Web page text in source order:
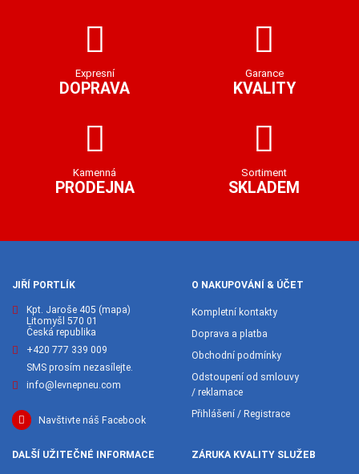
Expresní
DOPRAVA
Garance
KVALITY
Kamenná
PRODEJNA
Sortiment
SKLADEM
JIŘÍ PORTLÍK
Kpt. Jaroše 405 (mapa)
Litomyšl 570 01
Česká republika
+420 777 339 009
SMS prosím nezasílejte.
info@levnepneu.com
Navštivte náš Facebook
O NAKUPOVÁNÍ & ÚČET
Kompletní kontakty
Doprava a platba
Obchodní podmínky
Odstoupení od smlouvy
/ reklamace
Přihlášení / Registrace
DALŠÍ UŽITEČNÉ INFORMACE ZÁRUKA KVALITY SLUŽEB